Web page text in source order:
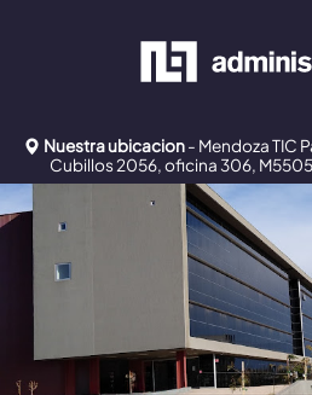
Nuestra ubicacion- Mendoza TIC
Cubillos 2056, oficina 306,